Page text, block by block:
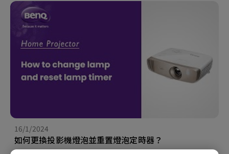
16/1/2024
如何更換投影機燈泡並重置燈泡定時器？